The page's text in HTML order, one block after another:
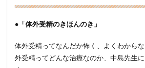
●「体外受精のきほんのき」
体外受精ってなんだか怖く、よくわから
外受精ってどんな治療なのか、中島先生